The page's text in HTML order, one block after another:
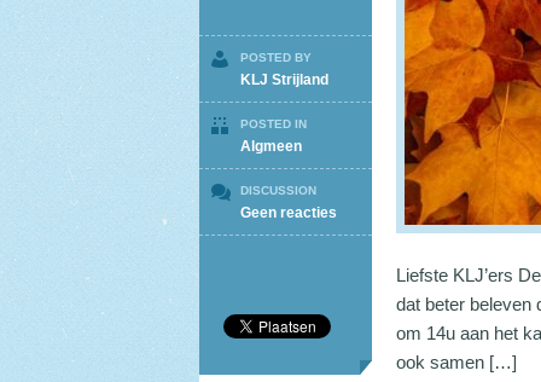
POSTED BY
KLJ Strijland
POSTED IN
Algmeen
DISCUSSION
Geen reacties
Bosspel
Liefste KLJ’ers
dat beter beleven
om 14u aan het
ook samen […]